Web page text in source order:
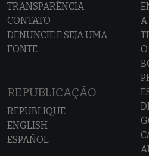
TRANSPARÊNCIA
CONTATO
DENUNCIE E SEJA UMA
FONTE
REPUBLICAÇÃO
REPUBLIQUE
ENGLISH
ESPAÑOL
A